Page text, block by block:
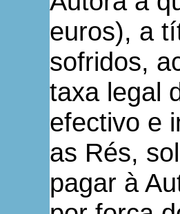
euros), a
sofridos,
taxa legal
efectivo e
as Rés,
pagar à